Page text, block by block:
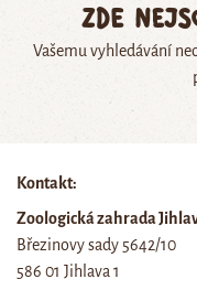
Zde
Vašemu vyhledávání
Kontakt:
Zoologická zahrada
Březinovy sady 5642/10
586 01 Jihlava 1